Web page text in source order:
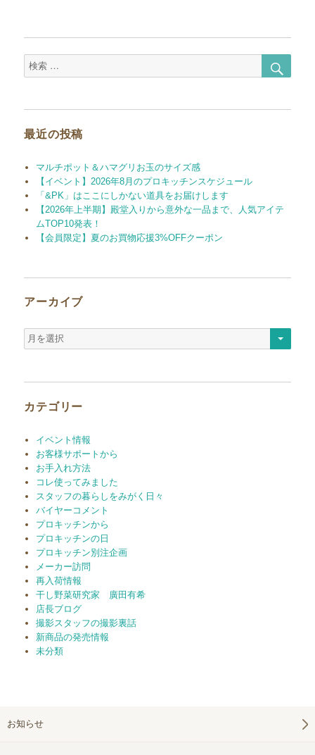
シ
ョ
ン
検
索
索
最近の投稿
マルチポット＆ハマグリお玉のサイズ感
【イベント】2026年8月のプロキッチンスケジュール
「&PK」はここにしかない道具をお届けします
【2026年上半期】殿堂入りから意外な一品まで、人気アイテ
ムTOP10発表！
【会員限定】夏のお買物応援3%OFFクーポン
アーカイブ
ア
ー
カテゴリー
イベント情報
お客様サポートから
お手入れ方法
コレ使ってみました
スタッフの暮らしをみがく日々
バイヤーコメント
プロキッチンから
プロキッチンの日
プロキッチン別注企画
メーカー訪問
再入荷情報
干し野菜研究家 廣田有希
店長ブログ
撮影スタッフの撮影裏話
新商品の発売情報
未分類
お知らせ